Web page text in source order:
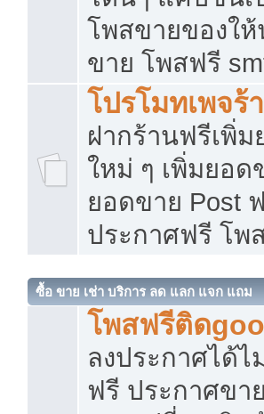
โพสขายของใ
ขาย โพสฟรี
โปรโมทเพจร้
ฝากร้านฟรีเพิ่
ใหม่ ๆ เพิ่มยอด
ยอดขาย Post
ประกาศฟรี โพ
ซื้อ ขาย เช่า บริการ ลด แลก แจก แถม
โพสฟรีติด
ลงประกาศได้
ฟรี ประกาศข